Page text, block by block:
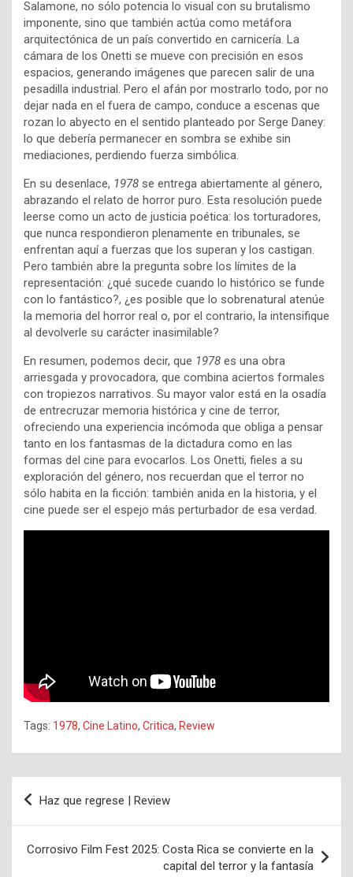
Salamone, no sólo potencia lo visual con su brutalismo
imponente, sino que también actúa como metáfora
arquitectónica de un país convertido en carnicería. La
cámara de los Onetti se mueve con precisión en esos
espacios, generando imágenes que parecen salir de una
pesadilla industrial. Pero el afán por mostrarlo todo, por no
dejar nada en el fuera de campo, conduce a escenas que
rozan lo abyecto en el sentido planteado por Serge Daney:
lo que debería permanecer en sombra se exhibe sin
mediaciones, perdiendo fuerza simbólica.
En su desenlace, 1978 se entrega abiertamente al género,
abrazando el relato de horror puro. Esta resolución puede
leerse como un acto de justicia poética: los torturadores,
que nunca respondieron plenamente en tribunales, se
enfrentan aquí a fuerzas que los superan y los castigan.
Pero también abre la pregunta sobre los límites de la
representación: ¿qué sucede cuando lo histórico se funde
con lo fantástico?, ¿es posible que lo sobrenatural atenúe
la memoria del horror real o, por el contrario, la intensifique
al devolverle su carácter inasimilable?
En resumen, podemos decir, que 1978 es una obra
arriesgada y provocadora, que combina aciertos formales
con tropiezos narrativos. Su mayor valor está en la osadía
de entrecruzar memoria histórica y cine de terror,
ofreciendo una experiencia incómoda que obliga a pensar
tanto en los fantasmas de la dictadura como en las
formas del cine para evocarlos. Los Onetti, fieles a su
exploración del género, nos recuerdan que el terror no
sólo habita en la ficción: también anida en la historia, y el
cine puede ser el espejo más perturbador de esa verdad.
Tags: 1978, Cine Latino, Critica, Review
Navegación
de
Haz que regrese | Review
Corrosivo Film Fest 2025: Costa Rica se convierte en la
capital del terror y la fantasía